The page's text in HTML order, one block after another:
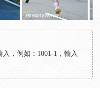
，例如：1001-1，輸入